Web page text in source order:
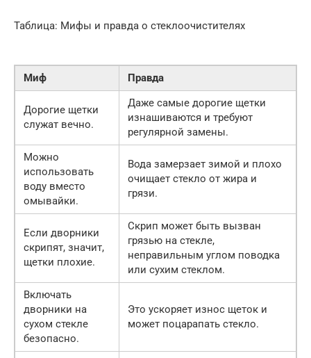
Таблица: Мифы и правда о стеклоочистителях
Миф Правда
Дорогие щетки
служат вечно.
Даже самые дорогие щетки
изнашиваются и требуют
регулярной замены.
Можно
использовать
воду вместо
омывайки.
Вода замерзает зимой и плохо
очищает стекло от жира и
грязи.
Если дворники
скрипят, значит,
щетки плохие.
Скрип может быть вызван
грязью на стекле,
неправильным углом поводка
или сухим стеклом.
Включать
дворники на
сухом стекле
безопасно.
Это ускоряет износ щеток и
может поцарапать стекло.